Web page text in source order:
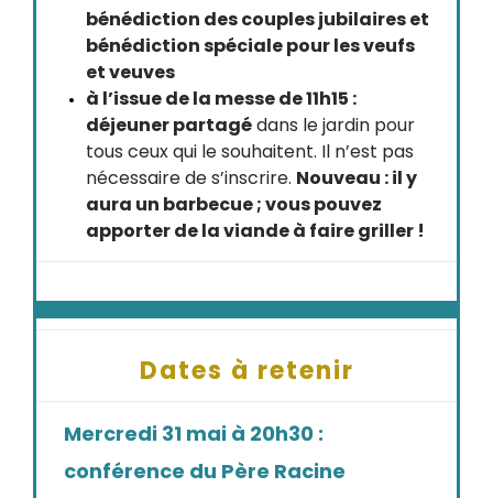
bénédiction des couples jubilaires et
bénédiction spéciale pour les veufs
et veuves
à l’issue de la messe de 11h15 :
déjeuner partagédans le jardin pour
tous ceux qui le souhaitent. Il n’est pas
nécessaire de s’inscrire. Nouveau : il y
aura un barbecue ; vous pouvez
apporter de la viande à faire griller !
Dates à retenir
Mercredi 31 mai à 20h30 :
conférence du Père Racine